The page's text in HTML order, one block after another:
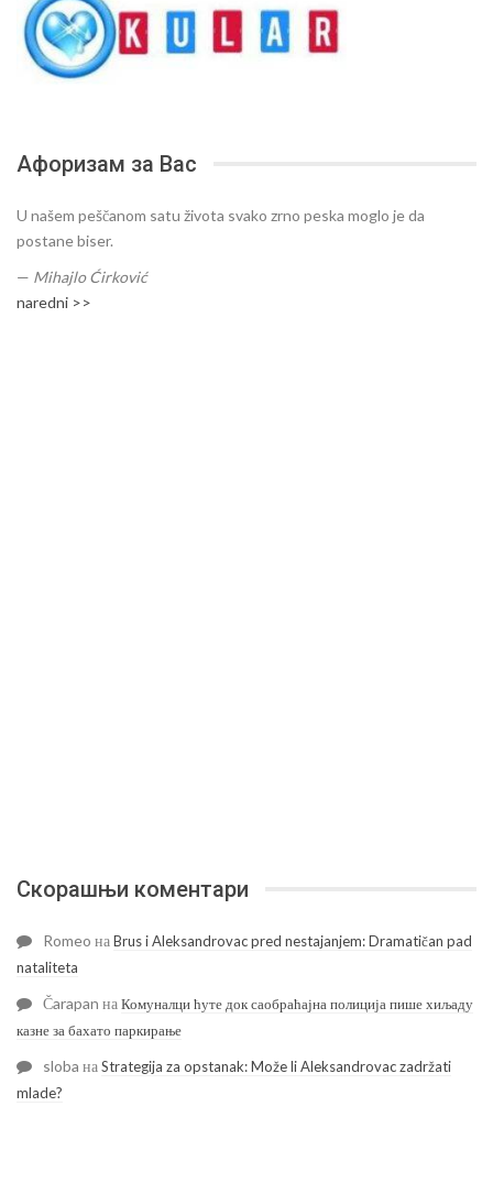
Афоризам за Вас
U našem peščanom satu života svako zrno peska moglo je da
postane biser.
— Mihajlo Ćirković
naredni >>
Скорашњи коментари
Romeo наBrus i Aleksandrovac pred nestajanjem: Dramatičan pad
nataliteta
Čarapan наКомуналци ћуте док саобраћајна полиција пише хиљаду
казне за бахато паркирање
sloba наStrategija za opstanak: Može li Aleksandrovac zadržati
mlade?